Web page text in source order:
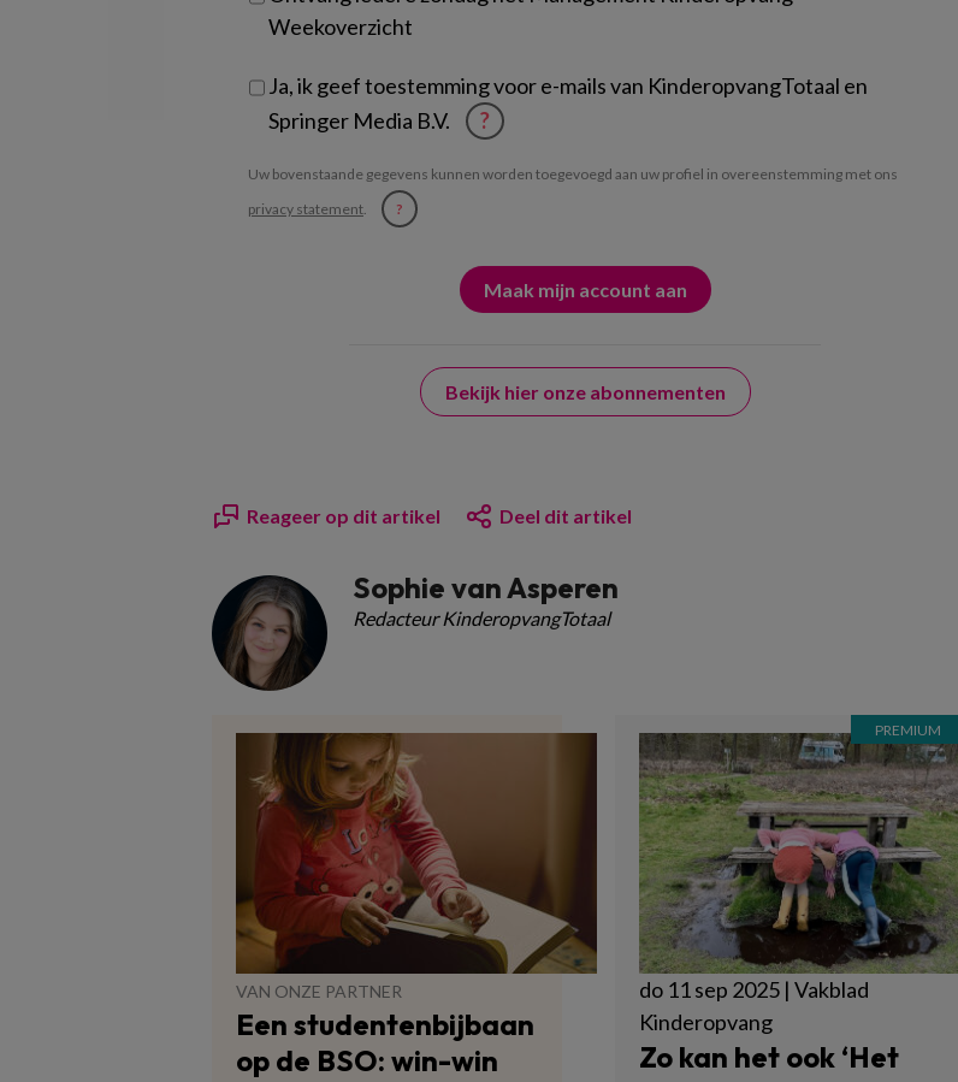
Weekoverzicht
Ja, ik geef toestemming voor e-mails van KinderopvangTotaal en
Springer Media B.V.
?
Uw bovenstaande gegevens kunnen worden toegevoegd aan uw profiel in overeenstemming met ons
privacy statement. ?
Bekijk hier onze abonnementen
Reageer op dit artikel Deel dit artikel
Sophie van Asperen
Redacteur KinderopvangTotaal
VAN ONZE PARTNER
Een studentenbijbaan
op de BSO: win-win
do 11 sep 2025 | Vakblad
Kinderopvang
Zo kan het ook ‘Het